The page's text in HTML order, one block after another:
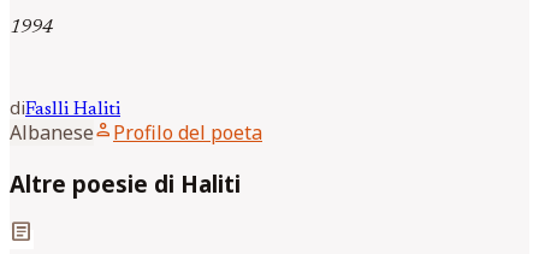
1994
diFaslli Haliti
Albaneseperson Profilo del poeta
Altre poesie di Haliti
article